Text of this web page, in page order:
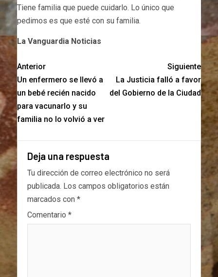
Tiene familia que puede cuidarlo. Lo único que
pedimos es que esté con su familia.
La Vanguardia Noticias
Anterior
Un enfermero se llevó a
un bebé recién nacido
para vacunarlo y su
familia no lo volvió a ver
Siguiente
La Justicia falló a favor
del Gobierno de la Ciudad
Deja una respuesta
Tu dirección de correo electrónico no será
publicada. Los campos obligatorios están
marcados con *
Comentario *